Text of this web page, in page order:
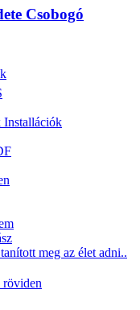
röviden
Csobogó
Installációk
meg az élet adni..